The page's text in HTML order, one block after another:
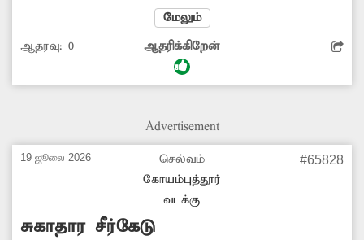
அவை அந்த வழியாக நடந்து
செல்பவர்களையும், இருசக்கர வாகனங்களில்
செல்பவர்களையும் துரத்தி சென்று கடிக்க
முயல்கின்றன. இதனால் அவர்கள் விபத்தில்
சாலையில் செல்லவே அச்சப்படும் நிலை
தெரிவித்தும் உரிய நடவடிக்கை
எடுக்கப்படவில்லை. எனவே இனிமேலாவது
அங்கு தெருநாய்கள் தொல்லையை
கட்டுப்படுத்த அதிகாரிகள் முன்வர வேண்டும்.
மேலும்
ஆதரவு: 0 ஆதரிக்கிறேன்
Advertisement
19 ஜூலை 2026
செல்வம்
கோயம்புத்தூர்
வடக்கு
#65828
சுகாதார சீர்கேடு